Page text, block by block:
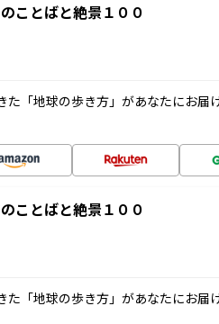
ことばと絶景１００
た「地球の歩き方」があなたにお届
ことばと絶景１００
た「地球の歩き方」があなたにお届